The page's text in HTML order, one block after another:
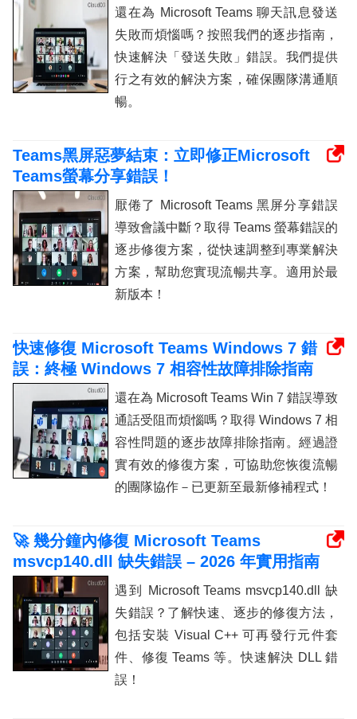
還在為 Microsoft Teams 聊天訊息發送
失敗而煩惱嗎？按照我們的逐步指南，
快速解決「發送失敗」錯誤。我們提供
行之有效的解決方案，確保團隊溝通順
暢。
Teams黑屏惡夢結束：立即修正Microsoft
Teams螢幕分享錯誤！
厭倦了 Microsoft Teams 黑屏分享錯誤
導致會議中斷？取得 Teams 螢幕錯誤的
逐步修復方案，從快速調整到專業解決
方案，幫助您實現流暢共享。適用於最
新版本！
快速修復 Microsoft Teams Windows 7 錯
誤：終極 Windows 7 相容性故障排除指南
還在為 Microsoft Teams Win 7 錯誤導致
通話受阻而煩惱嗎？取得 Windows 7 相
容性問題的逐步故障排除指南。經過證
實有效的修復方案，可協助您恢復流暢
的團隊協作－已更新至最新修補程式！
🚀 幾分鐘內修復 Microsoft Teams
msvcp140.dll 缺失錯誤 – 2026 年實用指南
遇到 Microsoft Teams msvcp140.dll 缺
失錯誤？了解快速、逐步的修復方法，
包括安裝 Visual C++ 可再發行元件套
件、修復 Teams 等。快速解決 DLL 錯
誤！